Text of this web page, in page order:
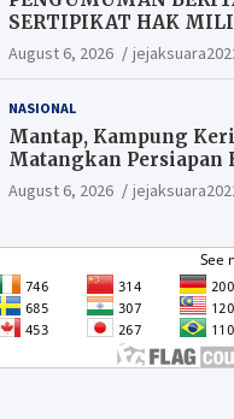
SERTIPIKAT HAK
August 6, 2026
NASIONAL
Mantap, Kampung
Matangkan Persiapan
Warga yang ikut
Berkesempatan Raih
August 6, 2026